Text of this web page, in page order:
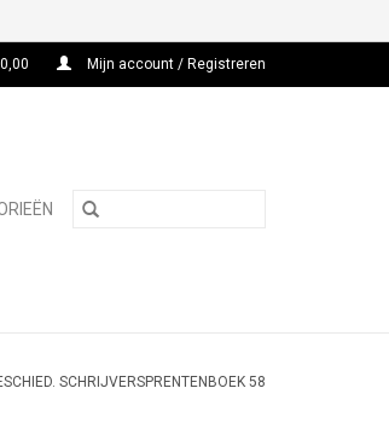
Mijn account / Registreren
SCHRIJVERSPRENTENBOEK 58